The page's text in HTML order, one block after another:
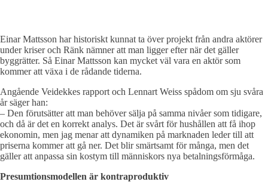
Einar Mattsson har historiskt kunnat ta över projekt från andra aktörer
under kriser och Ränk nämner att man ligger efter när det gäller
byggrätter. Så Einar Mattsson kan mycket väl vara en aktör som
kommer att växa i de rådande tiderna.
Angående Veidekkes rapport och Lennart Weiss spådom om sju svåra
år säger han:
– Den förutsätter att man behöver sälja på samma nivåer som tidigare,
och då är det en korrekt analys. Det är svårt för hushållen att få ihop
ekonomin, men jag menar att dynamiken på marknaden leder till att
priserna kommer att gå ner. Det blir smärtsamt för många, men det
gäller att anpassa sin kostym till människors nya betalningsförmåga.
Presumtionsmodellen är kontraproduktiv